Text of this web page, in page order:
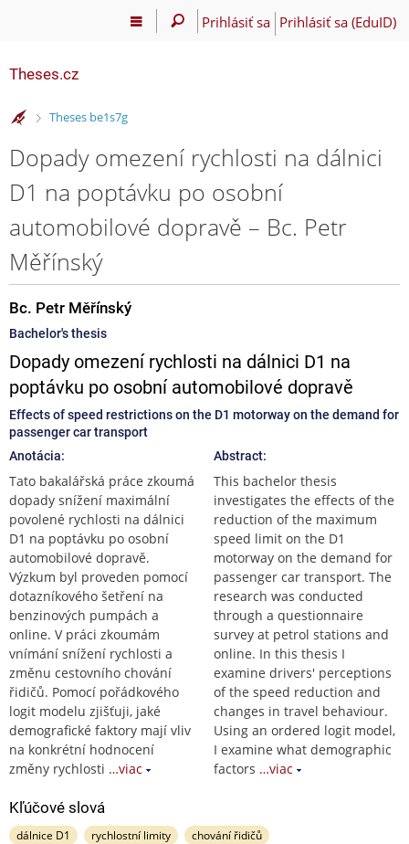
Prihlásiť sa Prihlásiť sa (EduID)
Theses.cz
>
Theses be1s7g
Dopady omezení rychlosti na dálnici
D1 na poptávku po osobní
automobilové dopravě – Bc. Petr
Měřínský
Bc. Petr Měřínský
Bachelor's thesis
Dopady omezení rychlosti na dálnici D1 na
poptávku po osobní automobilové dopravě
Effects of speed restrictions on the D1 motorway on the demand for
passenger car transport
Anotácia:
Tato bakalářská práce zkoumá
dopady snížení maximální
povolené rychlosti na dálnici
D1 na poptávku po osobní
automobilové dopravě.
Výzkum byl proveden pomocí
dotazníkového šetření na
benzinových pumpách a
online. V práci zkoumám
vnímání snížení rychlosti a
změnu cestovního chování
řidičů. Pomocí pořádkového
logit modelu zjišťuji, jaké
demografické faktory mají vliv
na konkrétní hodnocení
změny rychlosti …viac
Abstract:
This bachelor thesis
investigates the effects of the
reduction of the maximum
speed limit on the D1
motorway on the demand for
passenger car transport. The
research was conducted
through a questionnaire
survey at petrol stations and
online. In this thesis I
examine drivers' perceptions
of the speed reduction and
changes in travel behaviour.
Using an ordered logit model,
I examine what demographic
factors …viac
Kľúčové slová
dálnice D1 rychlostní limity
chování řidičů